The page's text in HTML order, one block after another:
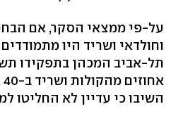
על-פי ממצאי הסקר, אם
וחולדאי ושריד היו
השיבו כי עדיין לא החליטו